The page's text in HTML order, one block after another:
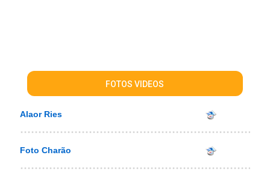
FOTOS VIDEOS
Alaor Ries
Foto Charão